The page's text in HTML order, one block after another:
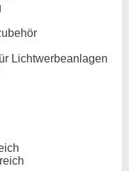
Lichtwerbeanlagen